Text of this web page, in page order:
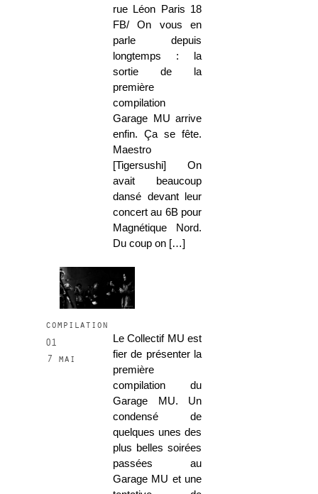
rue Léon Paris 18
FB/ On vous en
parle depuis
longtemps : la
sortie de la
première
compilation
Garage MU arrive
enfin. Ça se fête.
Maestro
[Tigersushi] On
avait beaucoup
dansé devant leur
concert au 6B pour
Magnétique Nord.
Du coup on […]
compilation
01
7 mai
Le Collectif MU est
fier de présenter la
première
compilation du
Garage MU. Un
condensé de
quelques unes des
plus belles soirées
passées au
Garage MU et une